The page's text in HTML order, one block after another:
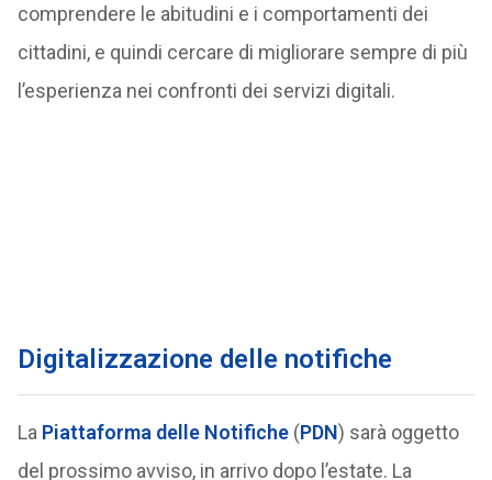
comprendere le abitudini e i comportamenti dei
cittadini, e quindi cercare di migliorare sempre di più
l’esperienza nei confronti dei servizi digitali.
Digitalizzazione delle notifiche
La Piattaforma delle Notifiche(PDN) sarà oggetto
del prossimo avviso, in arrivo dopo l’estate. La